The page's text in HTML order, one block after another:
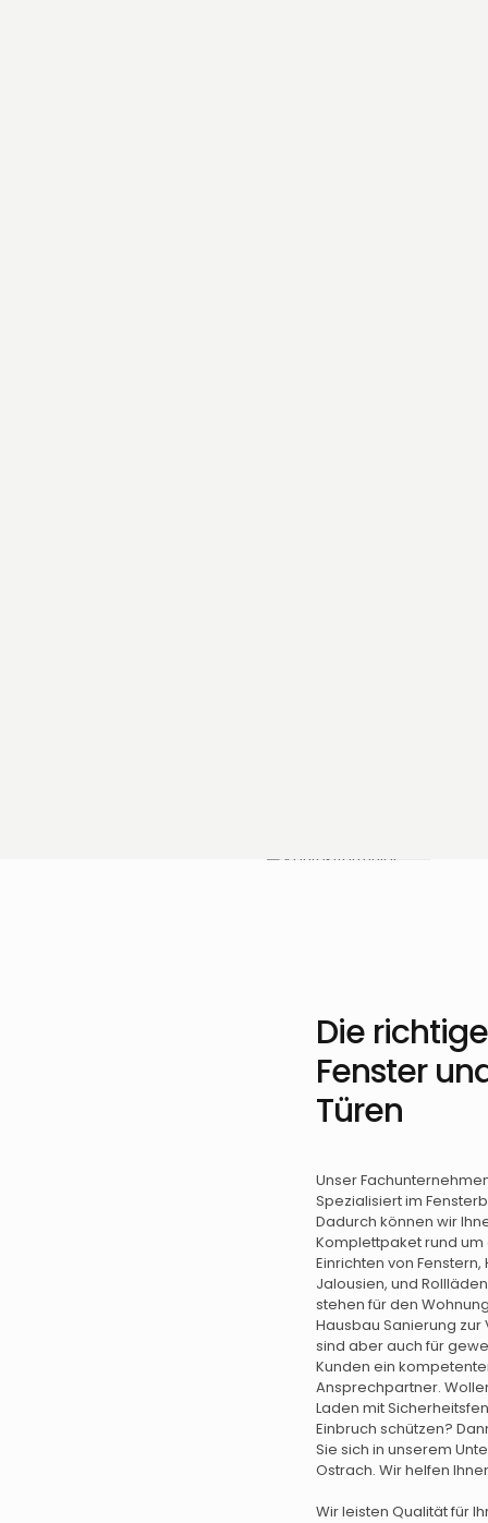
Die
Fenster
Türen
Unser
Spezialisiert im
Dadurch können wir
Komplettpaket rund um
Einrichten von Fenstern,
Jalousien, und
stehen für den
Hausbau Sanierung zur
sind aber auch für
Kunden ein
Ansprechpartner.
Laden mit
Einbruch schützen?
Sie sich in unserem
Ostrach. Wir helfen
Wir leisten Qualität für